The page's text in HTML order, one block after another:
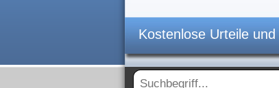
Kostenlose Urteile